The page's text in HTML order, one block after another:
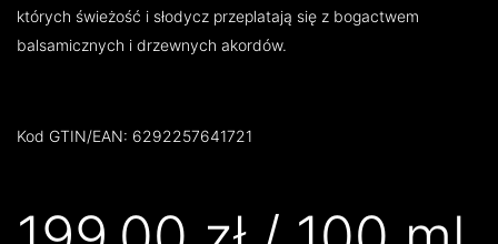
których świeżość i słodycz przeplatają się z bogactwem
balsamicznych i drzewnych akordów.
Kod GTIN/EAN: 6292257641721